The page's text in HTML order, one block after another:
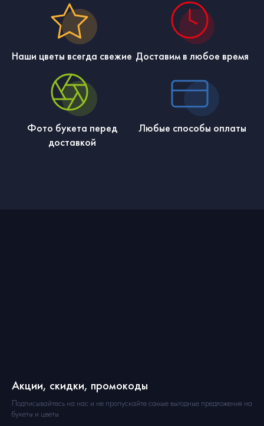
Наши цветы всегда свежие Доставим в любое время
Фото букета перед
доставкой
Любые способы оплаты
Акции, скидки, промокоды
Подписывайтесь на нас и не пропускайте самые выгодные предложения на
букеты и цветы